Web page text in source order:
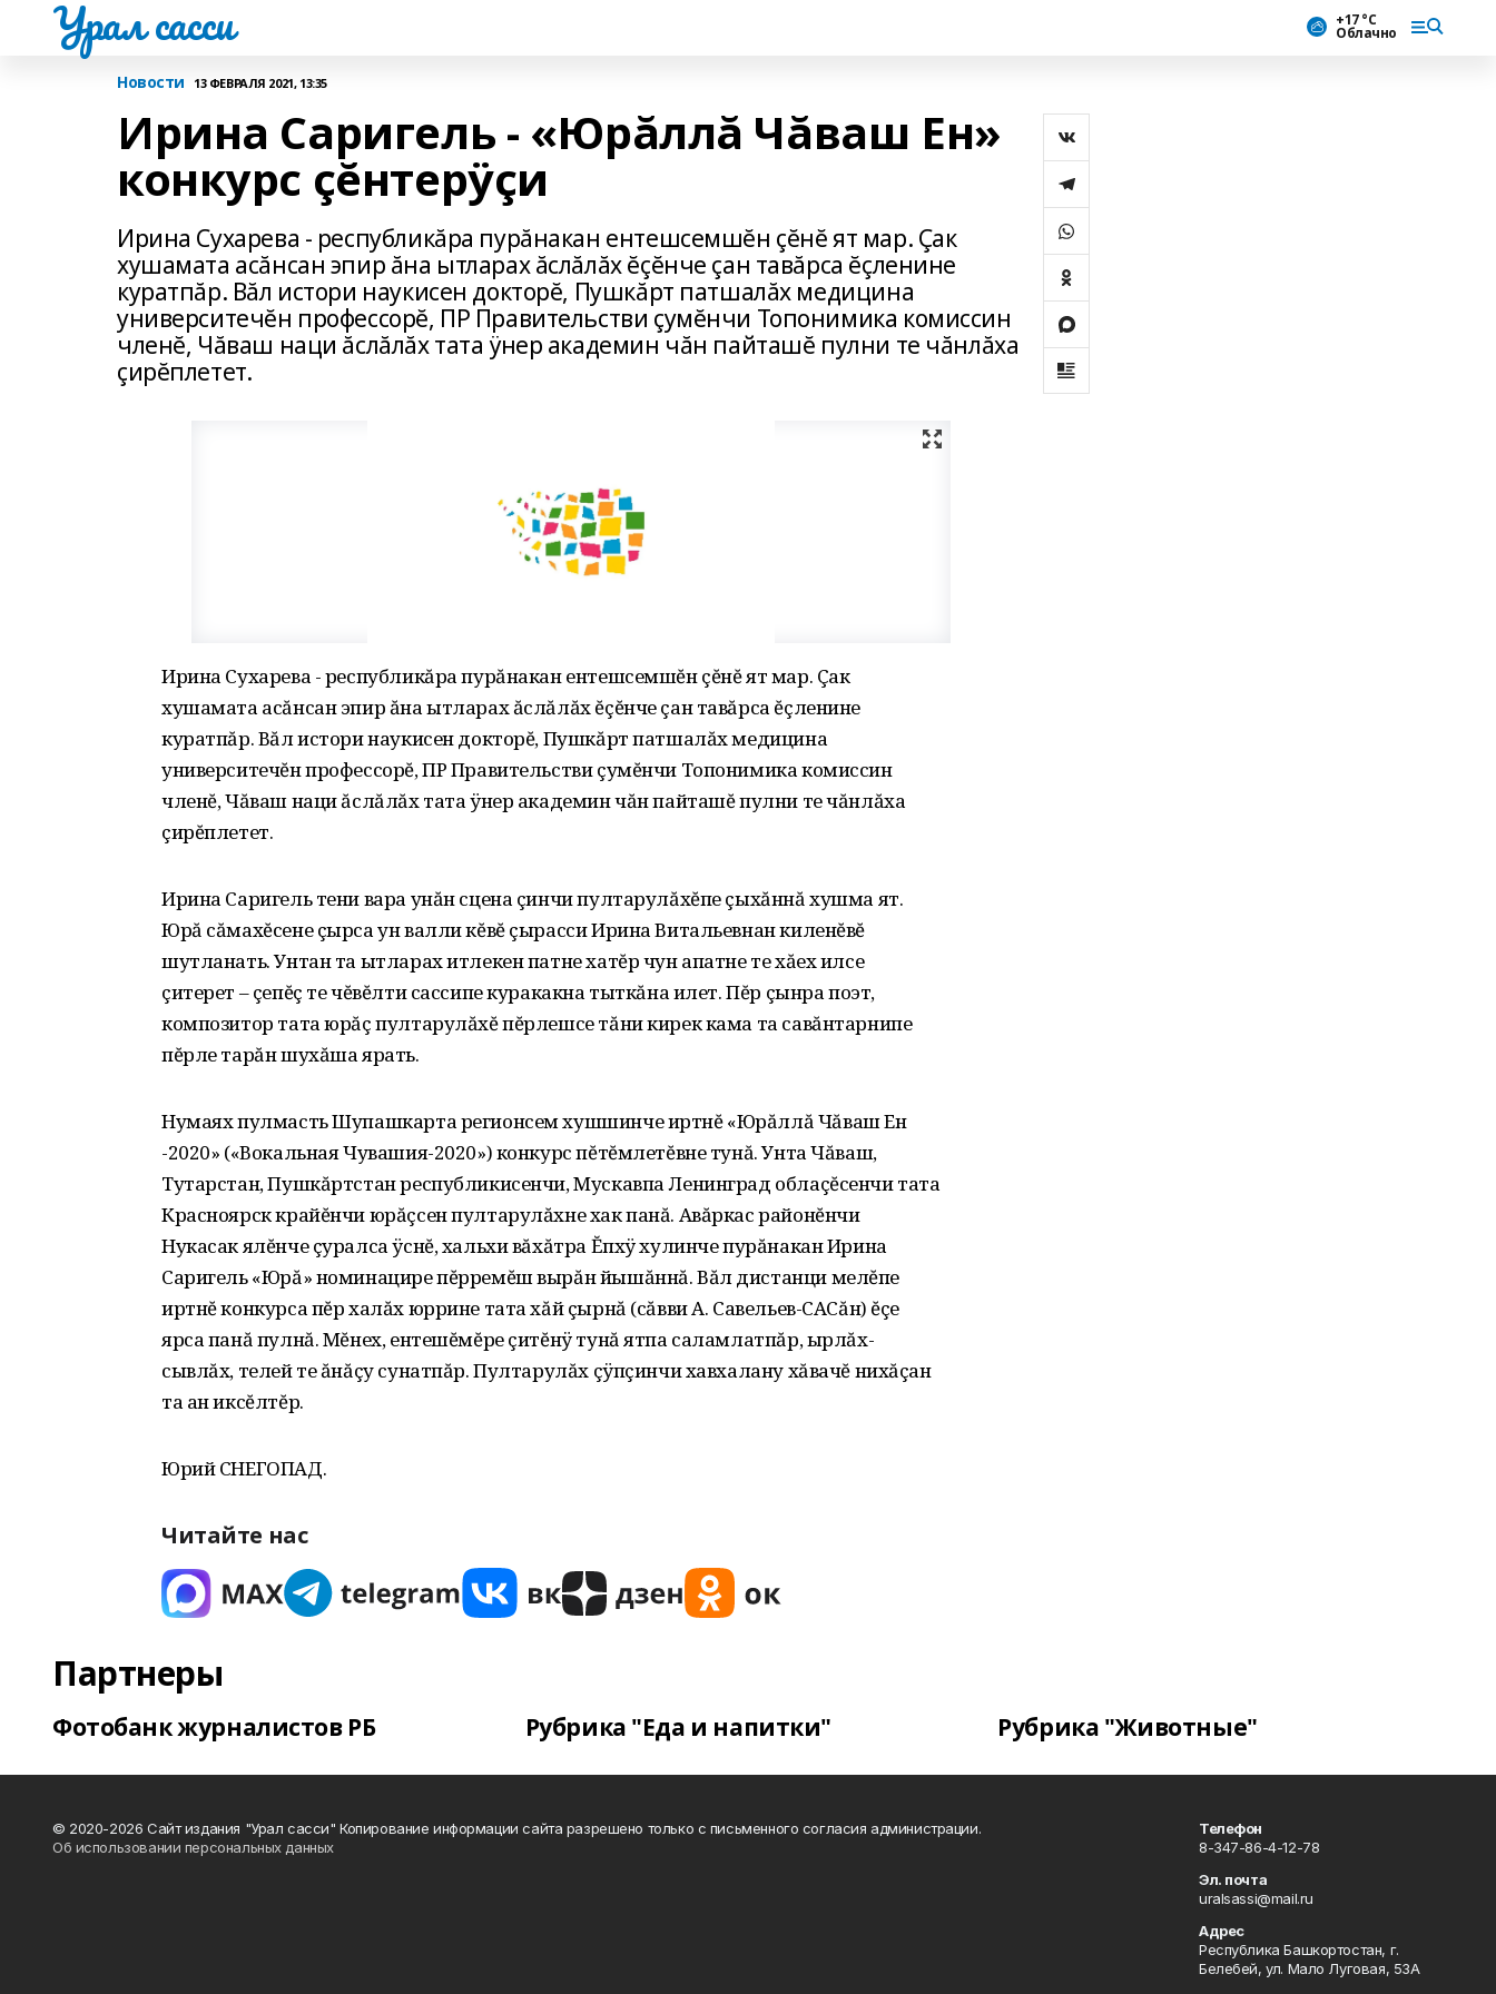
Урал сасси +17 °С
Облачно
Новости 13 ФЕВРАЛЯ 2021, 13:35
Ирина Саригель - «Юрăллă Чăваш Ен»
конкурс çĕнтерÿçи
Ирина Сухарева - республикăра пурăнакан ентешсемшĕн çĕнĕ ят мар. Çак
хушамата асăнсан эпир ăна ытларах ăслăлăх ĕçĕнче çан тавăрса ĕçленине
куратпăр. Вăл истори наукисен докторĕ, Пушкăрт патшалăх медицина
университечĕн профессорĕ, ПР Правительстви çумĕнчи Топонимика комиссин
членĕ, Чăваш наци ăслăлăх тата ÿнер академин чăн пайташĕ пулни те чăнлăха
çирĕплетет.
Ирина Сухарева - республикăра пурăнакан ентешсемшĕн çĕнĕ ят мар. Çак
хушамата асăнсан эпир ăна ытларах ăслăлăх ĕçĕнче çан тавăрса ĕçленине
куратпăр. Вăл истори наукисен докторĕ, Пушкăрт патшалăх медицина
университечĕн профессорĕ, ПР Правительстви çумĕнчи Топонимика комиссин
членĕ, Чăваш наци ăслăлăх тата ÿнер академин чăн пайташĕ пулни те чăнлăха
çирĕплетет.
Ирина Саригель тени вара унăн сцена çинчи пултарулăхĕпе çыхăннă хушма ят.
Юрă сăмахĕсене çырса ун валли кĕвĕ çырасси Ирина Витальевнан киленĕвĕ
шутланать. Унтан та ытларах итлекен патне хатĕр чун апатне те хăех илсе
çитерет – çепĕç те чĕвĕлти сассипе куракакна тыткăна илет. Пĕр çынра поэт,
композитор тата юрăç пултарулăхĕ пĕрлешсе тăни кирек кама та савăнтарнипе
пĕрле тарăн шухăша ярать.
Нумаях пулмасть Шупашкарта регионсем хушшинче иртнĕ «Юрăллă Чăваш Ен
-2020» («Вокальная Чувашия-2020») конкурс пĕтĕмлетĕвне тунă. Унта Чăваш,
Тутарстан, Пушкăртстан республикисенчи, Мускавпа Ленинград облаçĕсенчи тата
Красноярск крайĕнчи юрăçсен пултарулăхне хак панă. Авăркас районĕнчи
Нукасак ялĕнче çуралса ÿснĕ, хальхи вăхăтра Ĕпхÿ хулинче пурăнакан Ирина
Саригель «Юрă» номинацире пĕрремĕш вырăн йышăннă. Вăл дистанци мелĕпе
иртнĕ конкурса пĕр халăх юррине тата хăй çырнă (сăвви А. Савельев-САСăн) ĕçе
ярса панă пулнă. Мĕнех, ентешĕмĕре çитĕнÿ тунă ятпа саламлатпăр, ырлăх-
сывлăх, телей те ăнăçу сунатпăр. Пултарулăх çÿпçинчи хавхалану хăвачĕ нихăçан
та ан иксĕлтĕр.
Юрий СНЕГОПАД.
Читайте нас
Партнеры
Фотобанк журналистов РБ Рубрика "Еда и напитки" Рубрика "Животные"
© 2020-2026 Сайт издания "Урал сасси" Копирование информации сайта разрешено только с письменного согласия администрации.
Об использовании персональных данных
Телефон
8-347-86-4-12-78
Эл. почта
uralsassi@mail.ru
Адрес
Республика Башкортостан, г.
Белебей, ул. Мало Луговая, 53А